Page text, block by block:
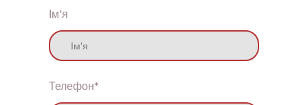
Ім'я
Телефон*